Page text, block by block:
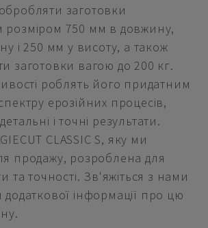
заготовки
750 мм в довжину,
і 250 мм у висоту, а також
заготовки вагою до 200 кг.
роблять його придатним
ерозійних процесів,
і точні результати.
CLASSIC S, яку ми
продажу, розроблена для
та точності. Зв'яжіться з нами
інформації про цю